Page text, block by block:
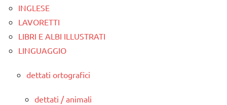
INGLESE
LAVORETTI
LIBRI E ALBI ILLUSTRATI
LINGUAGGIO
dettati ortografici
dettati / animali